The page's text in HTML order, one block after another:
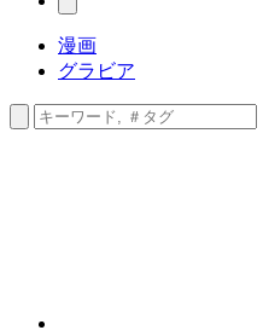
漫画
グラビア